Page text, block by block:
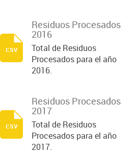
Residuos Procesados
2016
Total de Residuos
Procesados para el año
2016.
csv
Residuos Procesados
2017
Total de Residuos
Procesados para el año
2017.
csv